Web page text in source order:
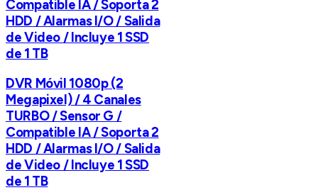
Compatible IA / Soporta 2
HDD / Alarmas I/O / Salida
de Video / Incluye 1 SSD
de 1 TB
DVR Móvil 1080p (2
Megapixel) / 4 Canales
TURBO / Sensor G /
Compatible IA / Soporta 2
HDD / Alarmas I/O / Salida
de Video / Incluye 1 SSD
de 1 TB